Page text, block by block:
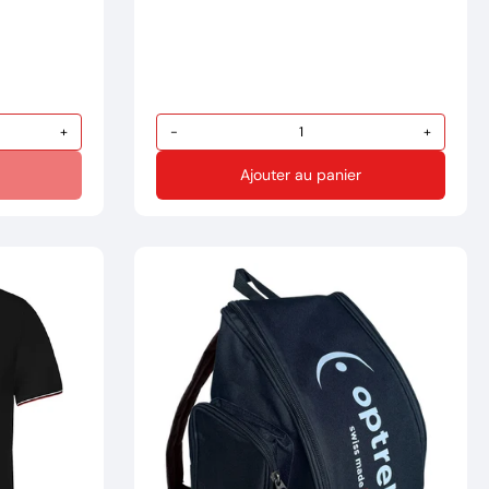
+ - +
Ajouter au panier